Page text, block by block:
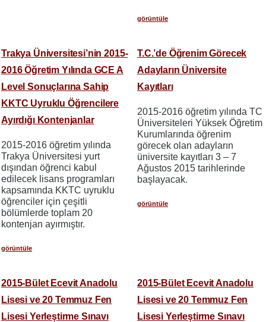
görüntüle
Trakya Üniversitesi’nin 2015-
2016 Öğretim Yılında GCE A
Level Sonuçlarına Sahip
KKTC Uyruklu Öğrencilere
Ayırdığı Kontenjanlar
2015-2016 öğretim yılında
Trakya Üniversitesi yurt
dışından öğrenci kabul
edilecek lisans programları
kapsamında KKTC uyruklu
öğrenciler için çeşitli
bölümlerde toplam 20
kontenjan ayırmıştır.
görüntüle
T.C.’de Öğrenim Görecek
Adayların Üniversite
Kayıtları
2015-2016 öğretim yılında TC
Üniversiteleri Yüksek Öğretim
Kurumlarında öğrenim
görecek olan adayların
üniversite kayıtları 3 – 7
Ağustos 2015 tarihlerinde
başlayacak.
görüntüle
2015-Bület Ecevit Anadolu
Lisesi ve 20 Temmuz Fen
Lisesi Yerleştirme Sınavı
2015-Bület Ecevit Anadolu
Lisesi ve 20 Temmuz Fen
Lisesi Yerleştirme Sınavı